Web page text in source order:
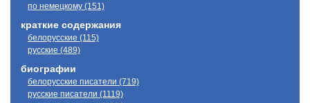
по немецкому (151)
краткие содержания
белорусские (115)
русские (489)
биографии
белорусские писатели (719)
русские писатели (1119)